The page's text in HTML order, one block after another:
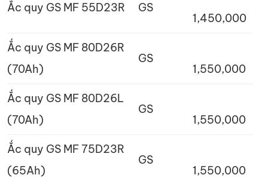
Ắc quy GS MF 55D23R GS
1,450,000
Ắc quy GS MF 80D26R
(70Ah)
GS
1,550,000
Ắc quy GS MF 80D26L
(70Ah)
GS
1,550,000
Ắc quy GS MF 75D23R
(65Ah)
GS
1,550,000